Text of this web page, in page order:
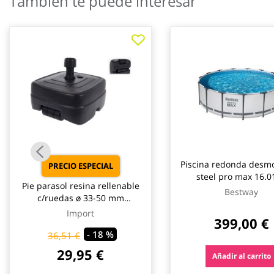
galería
PRECIO ESPECIAL
Pie parasol resina rellenable
c/ruedas ø 33-50 mm
antracita import
Import
36,51 € - 18 %
29,95 €
Piscina redonda
steel pro max
depuradora cartucho
ø457x122cm
Bestway
399,00 €
Añadir al carrito